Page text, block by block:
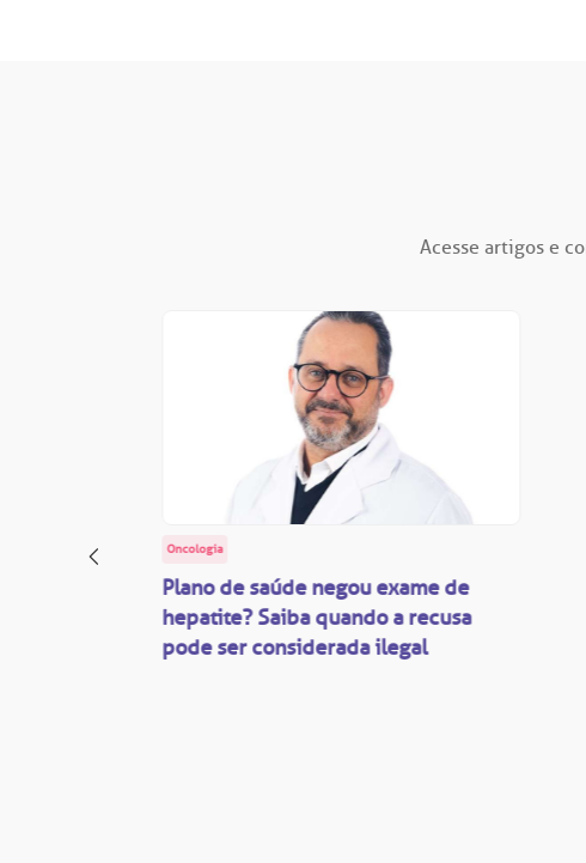
Acesse artigos e
Oncologia
Plano de saúde negou exame de
hepatite? Saiba quando a recusa
pode ser considerada ilegal